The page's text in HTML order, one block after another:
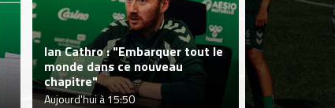
Ian Cathro : "Embarquer tout le
monde dans ce nouveau
chapitre"
Aujourd'hui à 15:50
Julien Le
fraîcheur
Aujourd'hui à